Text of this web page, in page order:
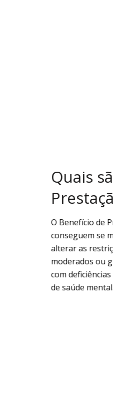
Quais
O Benefício de
conseguem se
alterar as
moderados ou
com
de saúde mental.